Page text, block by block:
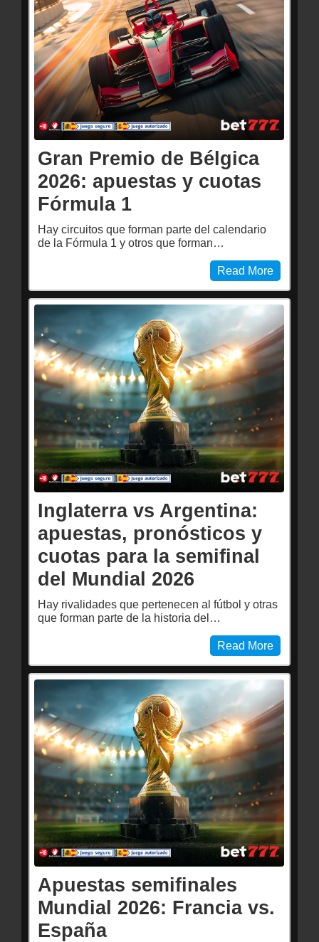
Gran Premio de Bélgica
2026: apuestas y cuotas
Fórmula 1
Hay circuitos que forman parte del calendario
de la Fórmula 1 y otros que forman…
Read More
Inglaterra vs Argentina:
apuestas, pronósticos y
cuotas para la semifinal
del Mundial 2026
Hay rivalidades que pertenecen al fútbol y otras
que forman parte de la historia del…
Read More
Apuestas semifinales
Mundial 2026: Francia vs.
España